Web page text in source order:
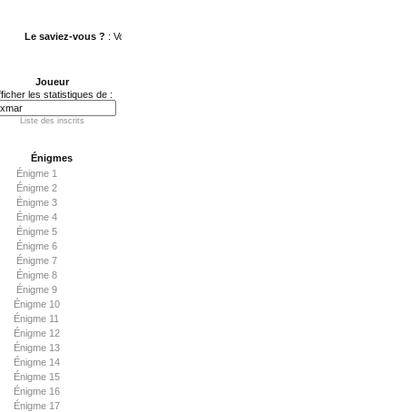
Le saviez-vous ? : Vous aimez le poker ? Testez votre logique sur
Joueur
les statistiques de :
Liste des inscrits
Énigmes
Énigme 1
Énigme 2
Énigme 3
Énigme 4
Énigme 5
Énigme 6
Énigme 7
Énigme 8
Énigme 9
Énigme 10
Énigme 11
Énigme 12
Énigme 13
Énigme 14
Énigme 15
Énigme 16
Énigme 17